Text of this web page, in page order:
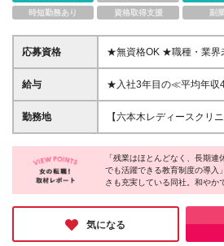
時短勤務あり
資格取得支援 副
応募資格
★無資格OK ★職種・業界
門卒以上 *社会人経験が1
ルバイトを除く） *一般的
から『今はそっとしてお
だからお声がけしよう』
書類選考フォームをお送
に、書類選考を行います
をお願いします。
給与
★入社3年目の≪平均年収
給28万円＋賞与年2回＋
短大卒】 月給26万円＋賞
※6ヶ月間の試用期間あり
用となりますが、待遇に
（6か月）終了後は、正
勤務地
【六本木レディースクリ
18-18 住友不動産六本木通ビル6F 【
スクリニック池袋院】 東
番5号 Gビル南池袋01 8
クリニックです ※SBCメディカルグループ（湘南美容
クリニック）が運営して
社団孝和会または医療法
(変更の範囲)上記を除く
「残業はほとんどなく、長期
でも活躍できる教育制度の導入
さも充実している同社。和やか
ても印象的でした。休憩中には
をするほど、スタッフさん同士
方に取材しましたが、どの方も
でした！
気になる